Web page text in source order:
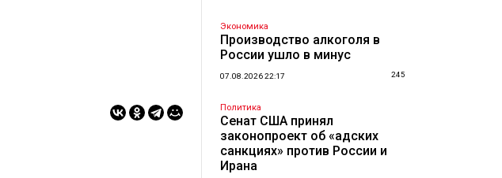
Экономика
Производство алкоголя в
России ушло в минус
07.08.2026 22:17 245
Политика
Сенат США принял
законопроект об «адских
санкциях» против России и
Ирана